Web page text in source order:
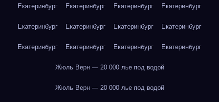
Екатеринбург Екатеринбург Екатеринбург Екатеринбург
Екатеринбург Екатеринбург Екатеринбург Екатеринбург
Екатеринбург Екатеринбург Екатеринбург Екатеринбург
Жюль Верн — 20 000 лье под водой
Жюль Верн — 20 000 лье под водой